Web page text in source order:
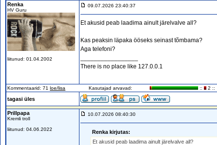
Renka
HV Guru
liitunud: 01.04.2002
09.07.2026 23:40:37
Et akusid peab laadima ainult järelvalve all?
Kas peaksin läpaka ööseks seinast tõmbama?
Aga telefoni?
There is no place like 127.0.0.1
Kommentaarid: 71 loe/lisa Kasutajad arvavad: :: 2 ::
tagasi üles
Prillpapa
Kremli troll
liitunud: 04.06.2022
10.07.2026 08:40:30
Renka kirjutas:
Et akusid peab laadima ainult järelvalve all?